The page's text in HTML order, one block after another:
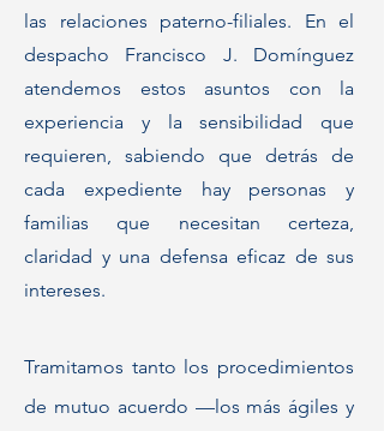
las relaciones paterno-filiales. En el
despacho Francisco J. Domínguez
atendemos estos asuntos con la
experiencia y la sensibilidad que
requieren, sabiendo que detrás de
cada expediente hay personas y
familias que necesitan certeza,
claridad y una defensa eficaz de sus
intereses.
Tramitamos tanto los procedimientos
de mutuo acuerdo —los más ágiles y